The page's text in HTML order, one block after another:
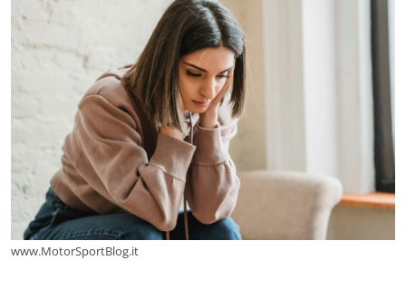
www.MotorSportBlog.it